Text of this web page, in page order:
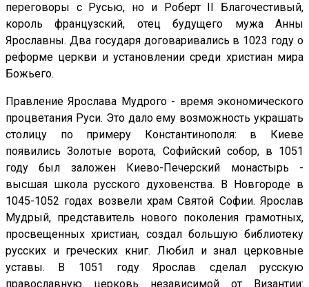
переговоры с Русью, но и Роберт II Благочестивый,
король французский, отец будущего мужа Анны
Ярославны. Два государя договаривались в 1023 году о
реформе церкви и установлении среди христиан мира
Божьего.
Правление Ярослава Мудрого - время экономического
процветания Руси. Это дало ему возможность украшать
столицу по примеру Константинополя: в Киеве
появились Золотые ворота, Софийский собор, в 1051
году был заложен Киево-Печерский монастырь -
высшая школа русского духовенства. В Новгороде в
1045-1052 годах возвели храм Святой Софии. Ярослав
Мудрый, представитель нового поколения грамотных,
просвещенных христиан, создал большую библиотеку
русских и греческих книг. Любил и знал церковные
уставы. В 1051 году Ярослав сделал русскую
православную церковь независимой от Византии: